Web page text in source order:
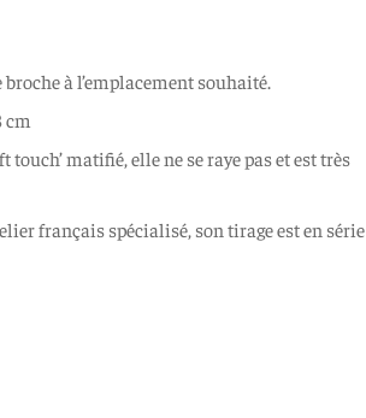
à l’emplacement souhaité.
cm
touch’ matifié, elle ne se raye pas et est très
français spécialisé, son tirage est en série